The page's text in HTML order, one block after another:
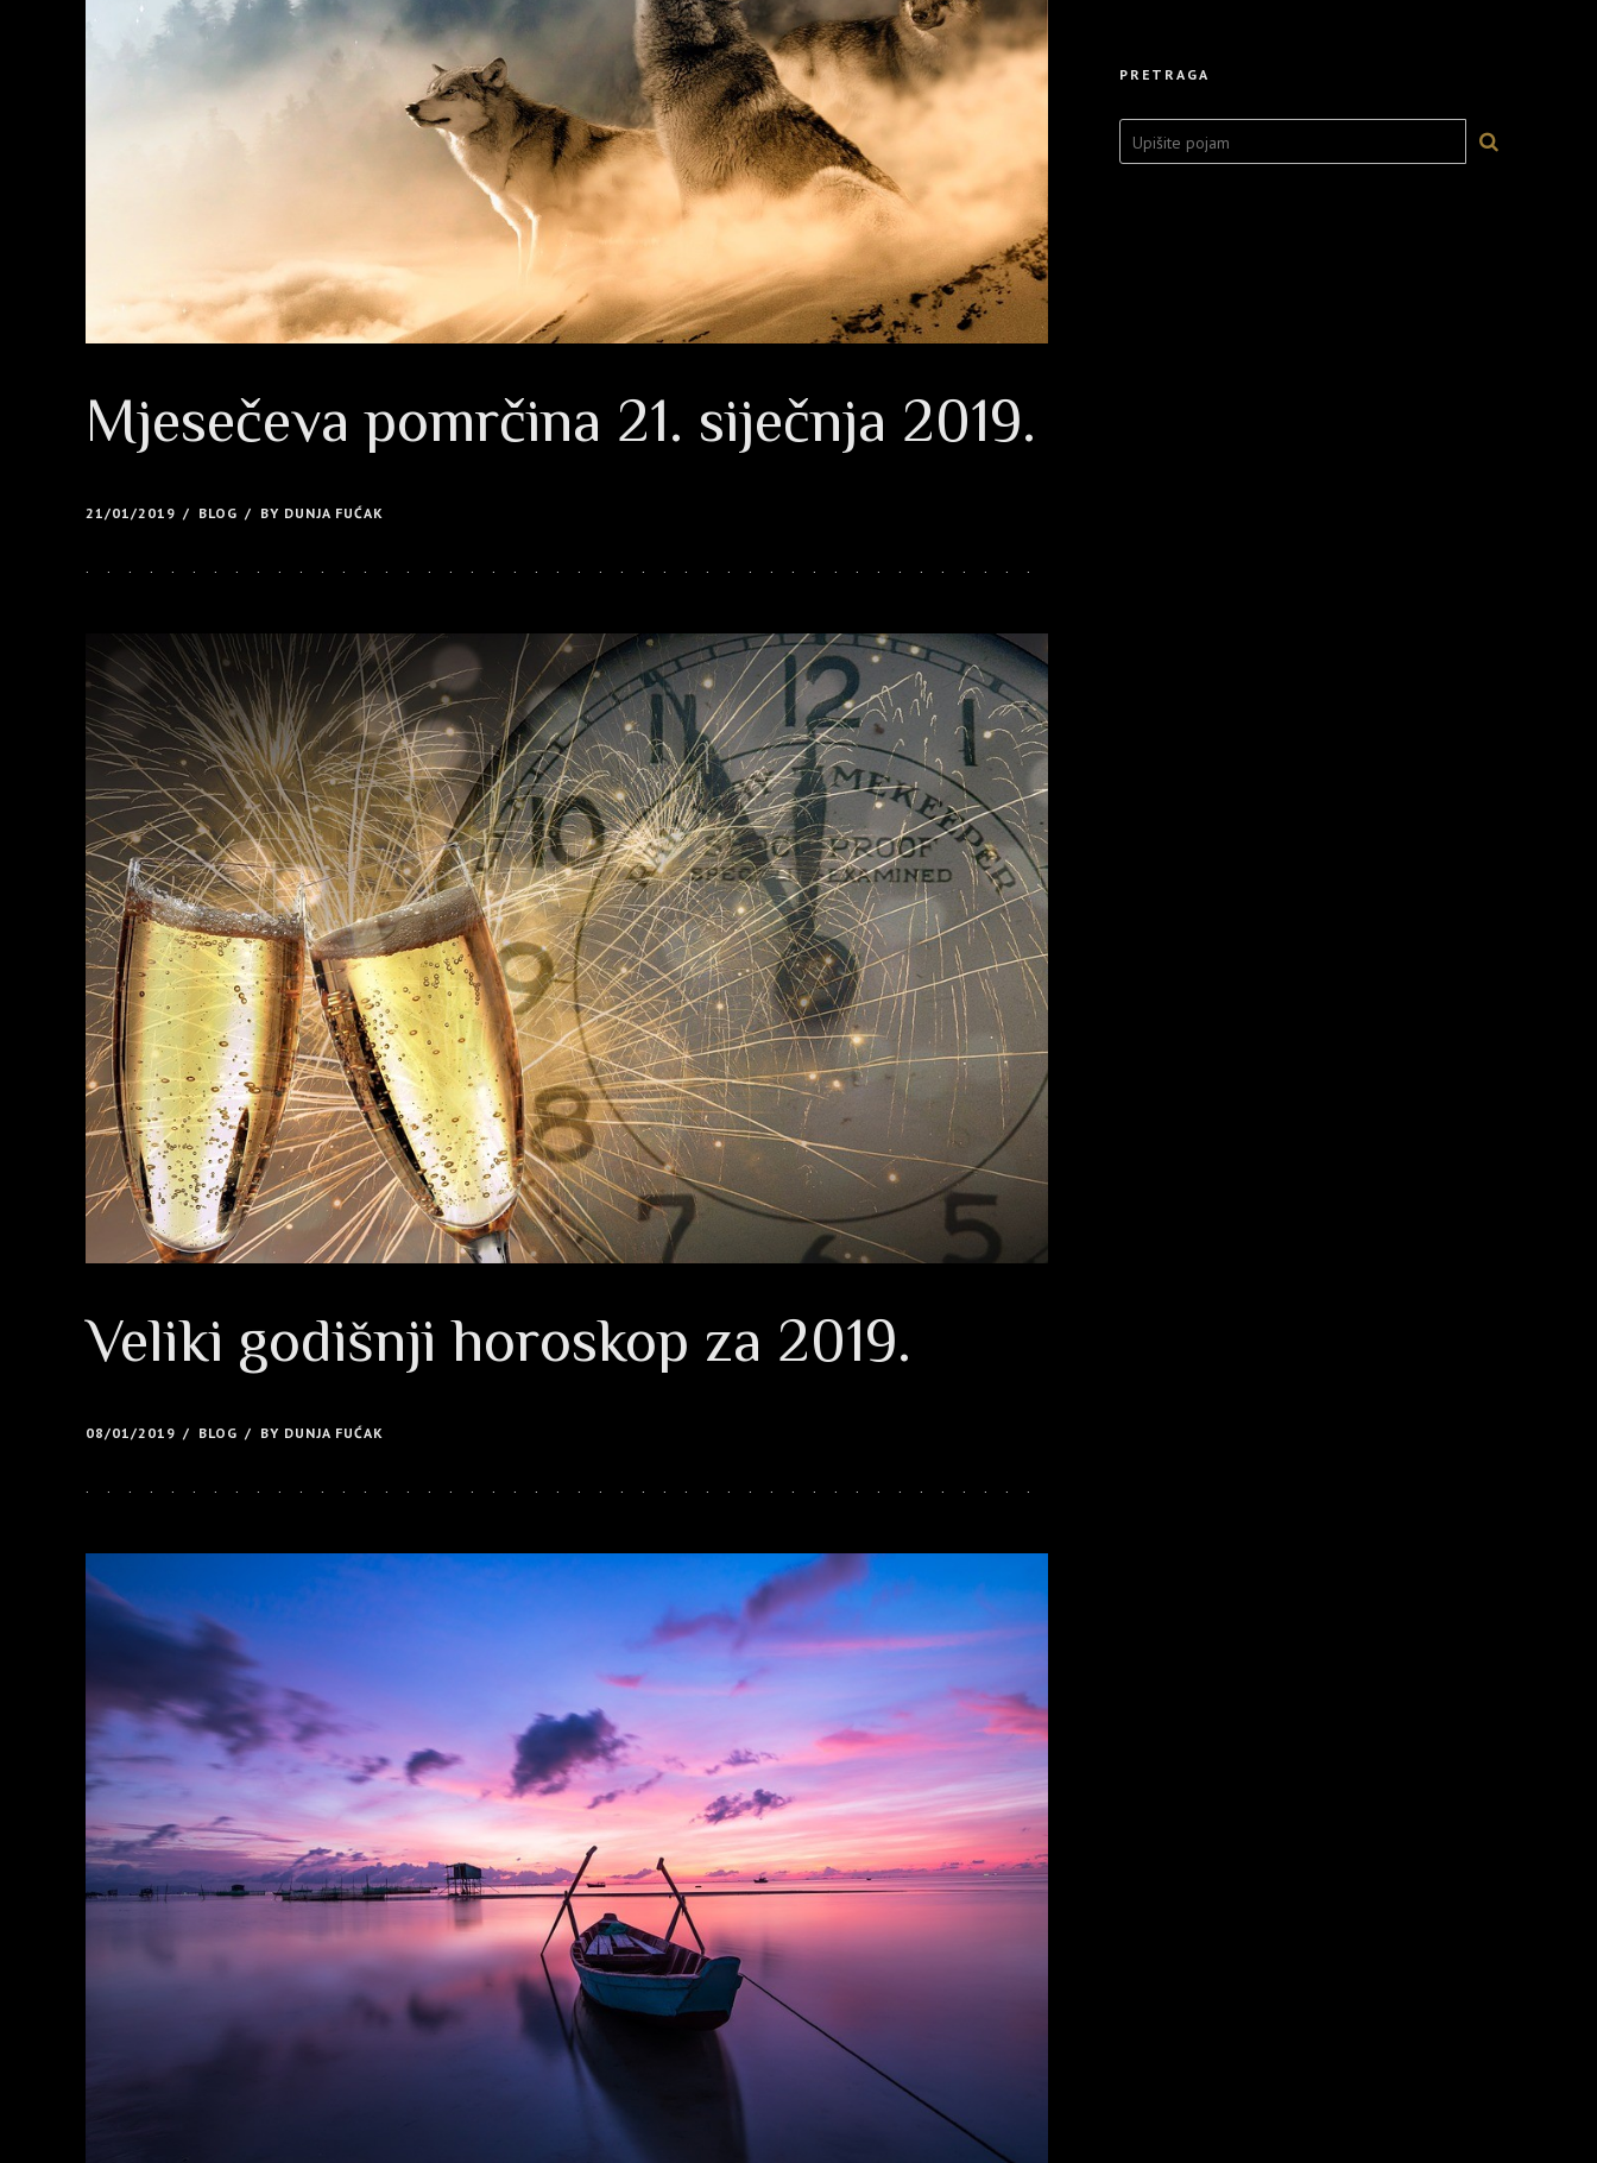
Mjesečeva pomrčina 21. siječnja 2019.
21/01/2019 BLOG BY DUNJA FUĆAK
Veliki godišnji horoskop za 2019.
08/01/2019 BLOG BY DUNJA FUĆAK
PRETRAGA